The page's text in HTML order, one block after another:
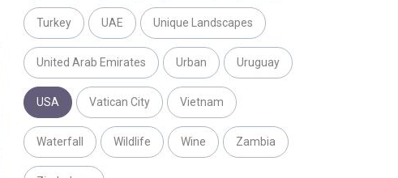
Turkey UAE Unique Landscapes
United Arab Emirates Urban Uruguay
USA Vatican City Vietnam
Waterfall Wildlife Wine Zambia